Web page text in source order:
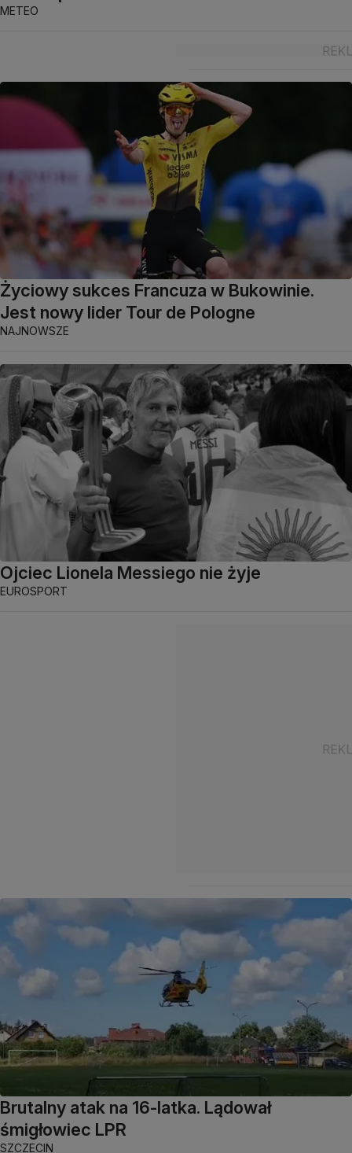
METEO
Życiowy sukces Francuza w Bukowinie.
Jest nowy lider Tour de Pologne
NAJNOWSZE
Ojciec Lionela Messiego nie żyje
EUROSPORT
Brutalny atak na 16-latka. Lądował
śmigłowiec LPR
SZCZECIN